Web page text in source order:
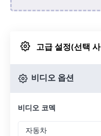
고급 설정(선택
비디오 옵션
비디오 코덱
자동차